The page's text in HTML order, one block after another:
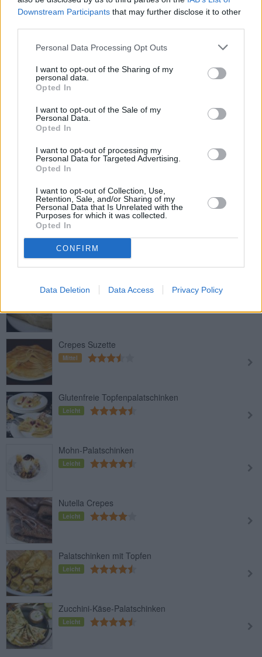
Downstream Participants that may further disclose it to other
Personal Data Processing Opt Outs
I want to opt-out of the Sharing of my
personal data.
Opted In
I want to opt-out of the Sale of my
Personal Data.
Opted In
I want to opt-out of processing my
Personal Data for Targeted Advertising.
Opted In
I want to opt-out of Collection, Use,
Retention, Sale, and/or Sharing of my
Personal Data that Is Unrelated with the
Purposes for which it was collected.
Opted In
CONFIRM
Data Deletion Data Access Privacy Policy
Pfirsich-Palatschinken
Crêpes mit Kastaniencreme und
Apfelpüree
Leicht
Dinkelpalatschinken
Leicht
Nusspalatschinken
Leicht
Kleine Palatschinken mit Kirschsauce
Leicht
Vanillepalatschinken
Crepes Suzette
Mittel
Glutenfreie Topfenpalatschinken
Leicht
Mohn-Palatschinken
Leicht
Nutella Crepes
Leicht
Palatschinken mit Topfen
Leicht
Zucchini-Käse-Palatschinken
Leicht